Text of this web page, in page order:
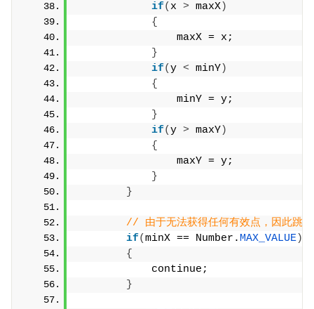
if( x > maxX)
{
                maxX = x;
}
if(y < minY)
{
                minY = y;
}
if(y > maxY)
{
                maxY = y;
}
}
// 由于无法获得任何有效点，因此跳过
if(minX == Number. MAX_VALUE)
{
            continue;
}